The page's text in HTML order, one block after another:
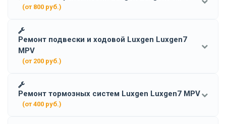
(от 800 руб.)
Ремонт подвески и ходовой Luxgen Luxgen7
MPV
(от 200 руб.)
Ремонт тормозных систем Luxgen Luxgen7 MPV
(от 400 руб.)